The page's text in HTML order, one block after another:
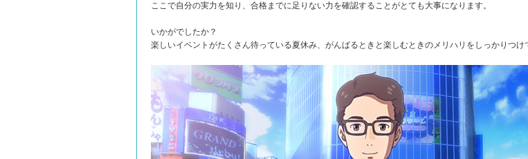
ここで自分の実力を知り、合格までに足りない力を確認することがとても大事になります。
いかがでしたか？
楽しいイベントがたくさん待っている夏休み、がんばるときと楽しむときのメリハリをしっかりつけ